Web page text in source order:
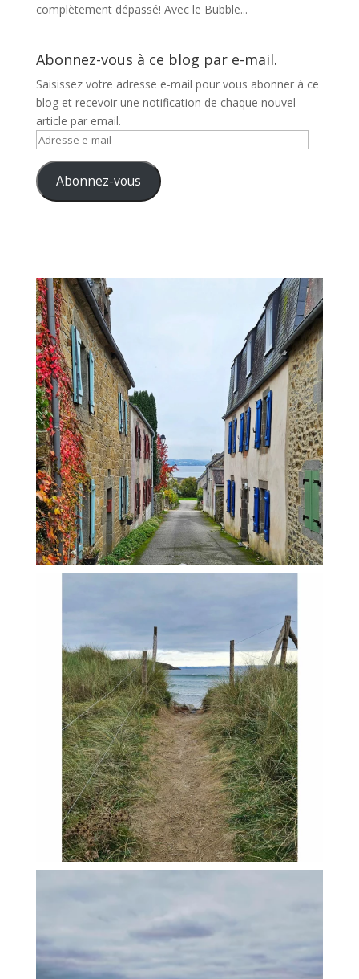
complètement dépassé! Avec le Bubble...
Abonnez-vous à ce blog par e-mail.
Saisissez votre adresse e-mail pour vous abonner à ce
blog et recevoir une notification de chaque nouvel
article par email.
Adresse
mail Abonnez-vous